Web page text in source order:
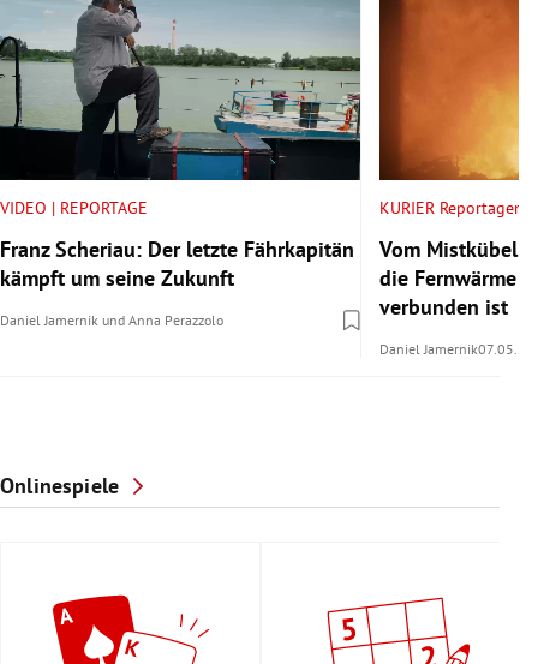
VIDEO | REPORTAGE
Franz Scheriau: Der letzte Fährkapitän
kämpft um seine Zukunft
Daniel Jamernik und Anna Perazzolo
KURIER Reportagen
Vom Mistkübel
die Fernwärme
verbunden ist
Daniel Jamernik
Onlinespiele